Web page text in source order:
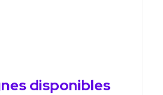
disponibles